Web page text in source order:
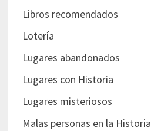
Libros recomendados
Lotería
Lugares abandonados
Lugares con Historia
Lugares misteriosos
Malas personas en la Historia